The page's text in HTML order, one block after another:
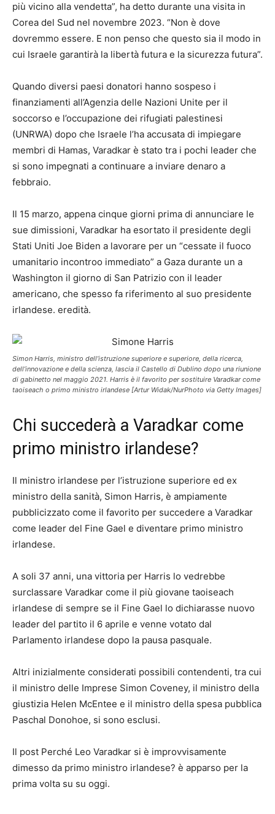
più vicino alla vendetta”, ha detto durante una visita in
Corea del Sud nel novembre 2023. “Non è dove
dovremmo essere. E non penso che questo sia il modo in
cui Israele garantirà la libertà futura e la sicurezza futura”.
Quando diversi paesi donatori hanno sospeso i
finanziamenti all’Agenzia delle Nazioni Unite per il
soccorso e l’occupazione dei rifugiati palestinesi
(UNRWA) dopo che Israele l’ha accusata di impiegare
membri di Hamas, Varadkar è stato tra i pochi leader che
si sono impegnati a continuare a inviare denaro a
febbraio.
Il 15 marzo, appena cinque giorni prima di annunciare le
sue dimissioni, Varadkar ha esortato il presidente degli
Stati Uniti Joe Biden a lavorare per un “cessate il fuoco
umanitario incontroo immediato” a Gaza durante un a
Washington il giorno di San Patrizio con il leader
americano, che spesso fa riferimento al suo presidente
irlandese. eredità.
Simon Harris, ministro dell’istruzione superiore e superiore, della ricerca,
dell’innovazione e della scienza, lascia il Castello di Dublino dopo una riunione
di gabinetto nel maggio 2021. Harris è il favorito per sostituire Varadkar come
taoiseach o primo ministro irlandese [Artur Widak/NurPhoto via Getty Images]
Chi succederà a Varadkar come
primo ministro irlandese?
Il ministro irlandese per l’istruzione superiore ed ex
ministro della sanità, Simon Harris, è ampiamente
pubblicizzato come il favorito per succedere a Varadkar
come leader del Fine Gael e diventare primo ministro
irlandese.
A soli 37 anni, una vittoria per Harris lo vedrebbe
surclassare Varadkar come il più giovane taoiseach
irlandese di sempre se il Fine Gael lo dichiarasse nuovo
leader del partito il 6 aprile e venne votato dal
Parlamento irlandese dopo la pausa pasquale.
Altri inizialmente considerati possibili contendenti, tra cui
il ministro delle Imprese Simon Coveney, il ministro della
giustizia Helen McEntee e il ministro della spesa pubblica
Paschal Donohoe, si sono esclusi.
Il post Perché Leo Varadkar si è improvvisamente
dimesso da primo ministro irlandese? è apparso per la
prima volta su su oggi.